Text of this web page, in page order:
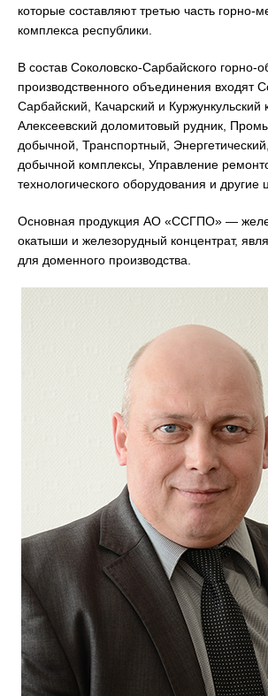
которые составляют третью часть горно-
комплекса республики.
В состав Соколовско-Сарбайского горно-
производственного объединения входят
Сарбайский, Качарский и Куржункульский
Алексеевский доломитовый рудник,
добычной, Транспортный,
добычной комплексы, Управление
технологического оборудования и другие
Основная продукция АО «ССГПО» —
окатыши и железорудный концентрат,
для доменного производства.